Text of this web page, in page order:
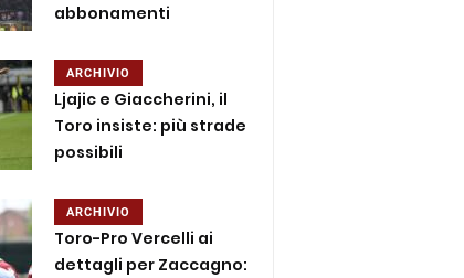
abbonamenti
ARCHIVIO
Ljajic e Giaccherini, il
Toro insiste: più strade
possibili
ARCHIVIO
Toro-Pro Vercelli ai
dettagli per Zaccagno: